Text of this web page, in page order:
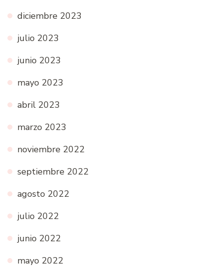
diciembre 2023
julio 2023
junio 2023
mayo 2023
abril 2023
marzo 2023
noviembre 2022
septiembre 2022
agosto 2022
julio 2022
junio 2022
mayo 2022